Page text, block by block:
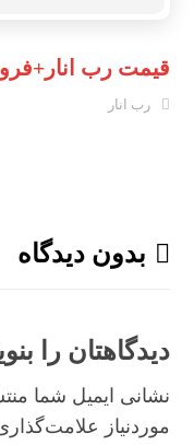
قیمت رب
رب انار
بدون دیدگاه
دیدگاهتان را
نشانی ایمیل شما
موردنیاز